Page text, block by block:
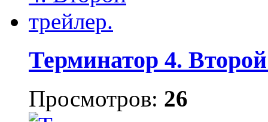
Терминатор 4.
Просмотров: 26